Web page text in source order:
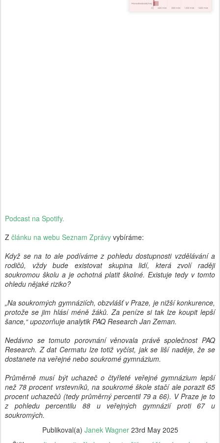
Podcast na Spotify.
Z článku na webu Seznam Zprávy vybíráme:
Když se na to ale podíváme z pohledu dostupnosti vzdělávání a
rodičů, vždy bude existovat skupina lidí, která zvolí raději
soukromou školu a je ochotná platit školné. Existuje tedy v tomto
ohledu nějaké riziko?
„Na soukromých gymnáziích, obzvlášť v Praze, je nižší konkurence,
protože se jim hlásí méně žáků. Za peníze si tak lze koupit lepší
šance,“ upozorňuje analytik PAQ Research Jan Zeman.
Nedávno se tomuto porovnání věnovala právě společnost PAQ
Research. Z dat Cermatu lze totiž vyčíst, jak se liší naděje, že se
dostanete na veřejné nebo soukromé gymnázium.
Průměrně musí být uchazeč o čtyřleté veřejné gymnázium lepší
než 78 procent vrstevníků, na soukromé škole stačí ale porazit 65
procent uchazečů (tedy průměrný percentil 79 a 66). V Praze je to
z pohledu percentilu 88 u veřejných gymnázií proti 67 u
soukromých.
Publikoval(a) Janek Wagner 23rd May 2025